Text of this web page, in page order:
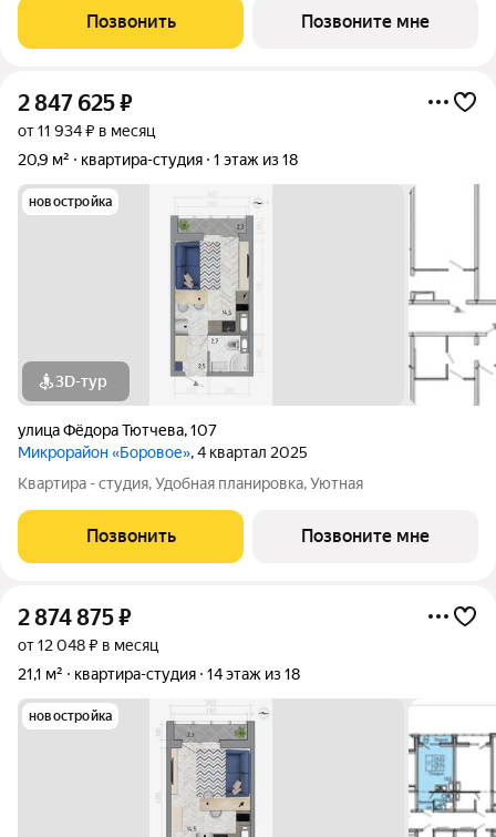
города Воронежа. Жилой комплекс располагает собственной
инфраструктурой и сервисами и
Позвонить Позвоните мне
2 847 625₽
от 11 934 ₽ в месяц
20,9 м²
квартира-студия 1 этаж из 18
новостройка
3D-тур
улица Фёдора Тютчева,107
Микрорайон «Боровое», 4 квартал 2025
Квартира - студия, Удобная планировка, Уютная
Позвонить Позвоните мне
2 874 875₽
от 12 048 ₽ в месяц
21,1 м²
квартира-студия 14 этаж из 18
новостройка